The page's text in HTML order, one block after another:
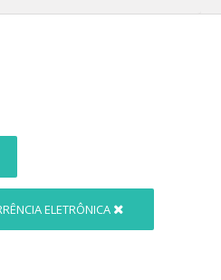
ELETRÔNICA